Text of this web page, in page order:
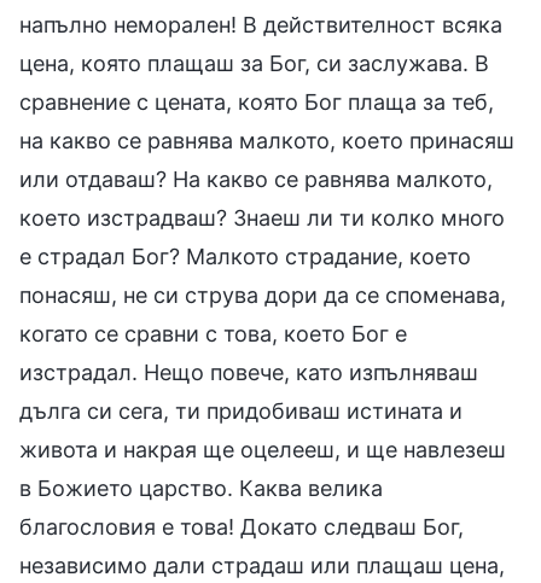
напълно неморален! В действителност всяка
цена, която плащаш за Бог, си заслужава. В
сравнение с цената, която Бог плаща за теб,
на какво се равнява малкото, което принасяш
или отдаваш? На какво се равнява малкото,
което изстрадваш? Знаеш ли ти колко много
е страдал Бог? Малкото страдание, което
понасяш, не си струва дори да се споменава,
когато се сравни с това, което Бог е
изстрадал. Нещо повече, като изпълняваш
дълга си сега, ти придобиваш истината и
живота и накрая ще оцелееш, и ще навлезеш
в Божието царство. Каква велика
благословия е това! Докато следваш Бог,
независимо дали страдаш или плащаш цена,